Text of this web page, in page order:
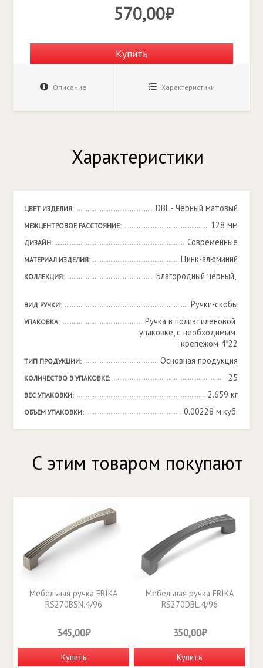
570,00₽
Купить
Описание Характеристики
Характеристики
ЦВЕТ ИЗДЕЛИЯ: DBL - Чёрный матовый
МЕЖЦЕНТРОВОЕ РАССТОЯНИЕ: 128 мм
ДИЗАЙН: Современные
МАТЕРИАЛ ИЗДЕЛИЯ: Цинк-алюминий
КОЛЛЕКЦИЯ: Благородный чёрный,
ВИД РУЧКИ: Ручки-скобы
УПАКОВКА:
Ручка в полиэтиленовой
упаковке, с необходимым
крепежом 4*22
ТИП ПРОДУКЦИИ: Основная продукция
КОЛИЧЕСТВО В УПАКОВКЕ: 25
ВЕС УПАКОВКИ: 2.659 кг
ОБЪЕМ УПАКОВКИ: 0.00228 м.куб.
С этим товаром покупают
Мебельная ручка ERIKA
RS270BSN.4/96
345,00₽
Купить
Мебельная ручка ERIKA
RS270DBL.4/96
350,00₽
Купить